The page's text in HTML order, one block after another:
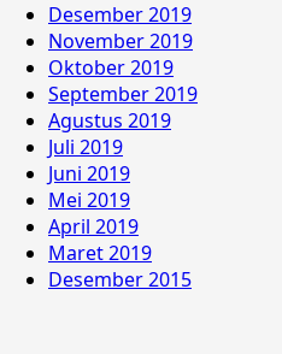
Desember 2019
November 2019
Oktober 2019
September 2019
Agustus 2019
Juli 2019
Juni 2019
Mei 2019
April 2019
Maret 2019
Desember 2015